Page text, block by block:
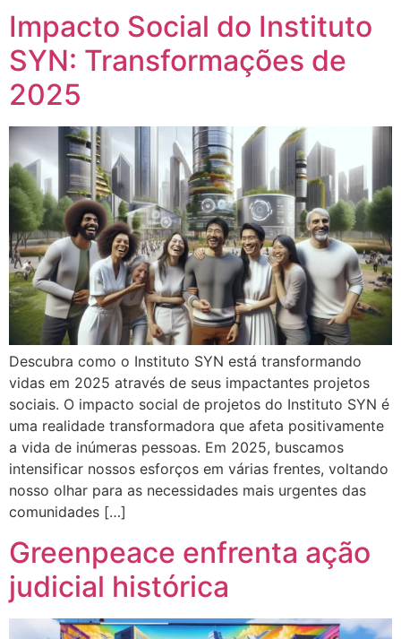
Impacto Social do Instituto
SYN: Transformações de
2025
Descubra como o Instituto SYN está transformando
vidas em 2025 através de seus impactantes projetos
sociais. O impacto social de projetos do Instituto SYN é
uma realidade transformadora que afeta positivamente
a vida de inúmeras pessoas. Em 2025, buscamos
intensificar nossos esforços em várias frentes, voltando
nosso olhar para as necessidades mais urgentes das
comunidades […]
Greenpeace enfrenta ação
judicial histórica